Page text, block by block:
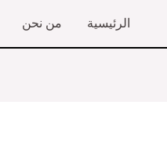
الرئيسية من نحن